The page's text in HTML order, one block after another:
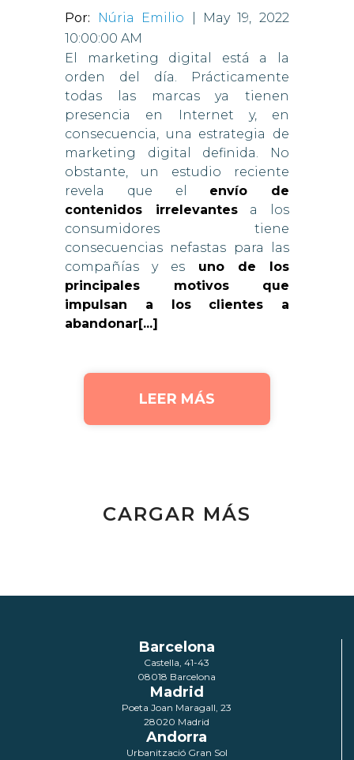
Por: Núria Emilio | May 19, 2022
10:00:00 AM
El marketing digital está a la
orden del día. Prácticamente
todas las marcas ya tienen
presencia en Internet y, en
consecuencia, una estrategia de
marketing digital definida. No
obstante, un estudio reciente
revela que el envío de
contenidos irrelevantesa los
consumidores tiene
consecuencias nefastas para las
compañías y es uno de los
principales motivos que
impulsan a los clientes a
abandonar[...]
LEER MÁS
CARGAR MÁS
Barcelona
Castella, 41-43
08018 Barcelona
Madrid
Poeta Joan Maragall, 23
28020 Madrid
Andorra
Urbanització Gran Sol